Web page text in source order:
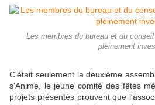
Les membres du bureau et du
pleinement
C'était seulement la deuxième
s'Anime, le jeune comité des fêtes
projets présentés prouvent que